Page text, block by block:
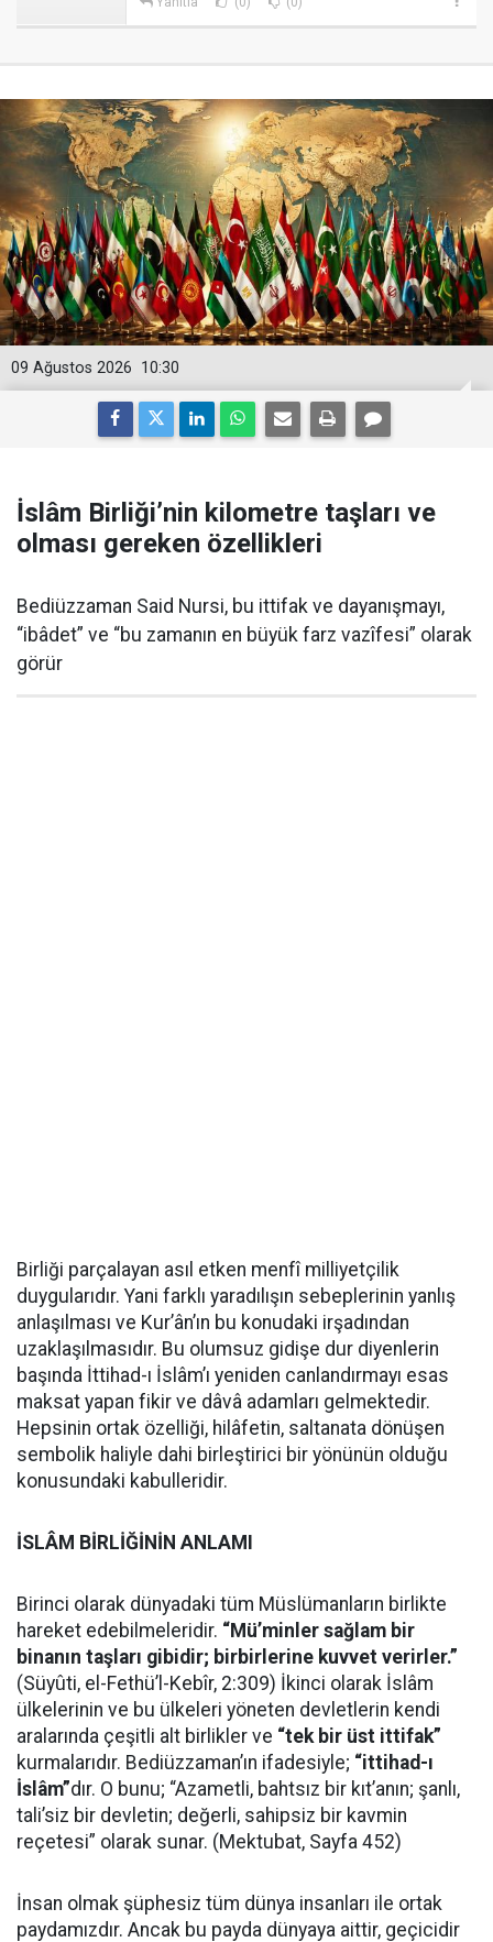
10:30
09 Ağustos 2026
İslâm Birliği’nin kilometre taşları ve
olması gereken özellikleri
Bediüzzaman Said Nursi, bu ittifak ve dayanışmayı,
“ibâdet” ve “bu zamanın en büyük farz vazîfesi” olarak
görür
Birliği parçalayan asıl etken menfî milliyetçilik
duygularıdır. Yani farklı yaradılışın sebeplerinin yanlış
anlaşılması ve Kur’ân’ın bu konudaki irşadından
uzaklaşılmasıdır. Bu olumsuz gidişe dur diyenlerin
başında İttihad-ı İslâm’ı yeniden canlandırmayı esas
maksat yapan fikir ve dâvâ adamları gelmektedir.
Hepsinin ortak özelliği, hilâfetin, saltanata dönüşen
sembolik haliyle dahi birleştirici bir yönünün olduğu
konusundaki kabulleridir.
İSLÂM BİRLİĞİNİN ANLAMI
Birinci olarak dünyadaki tüm Müslümanların birlikte
hareket edebilmeleridir. “Mü’minler sağlam bir
binanın taşları gibidir; birbirlerine kuvvet verirler.”
(Süyûti, el-Fethü’l-Kebîr, 2:309) İkinci olarak İslâm
ülkelerinin ve bu ülkeleri yöneten devletlerin kendi
aralarında çeşitli alt birlikler ve “tek bir üst ittifak”
kurmalarıdır. Bediüzzaman’ın ifadesiyle; “ittihad-ı
İslâm”dır. O bunu; “Azametli, bahtsız bir kıt’anın; şanlı,
tali’siz bir devletin; değerli, sahipsiz bir kavmin
reçetesi” olarak sunar. (Mektubat, Sayfa 452)
İnsan olmak şüphesiz tüm dünya insanları ile ortak
paydamızdır. Ancak bu payda dünyaya aittir, geçicidir